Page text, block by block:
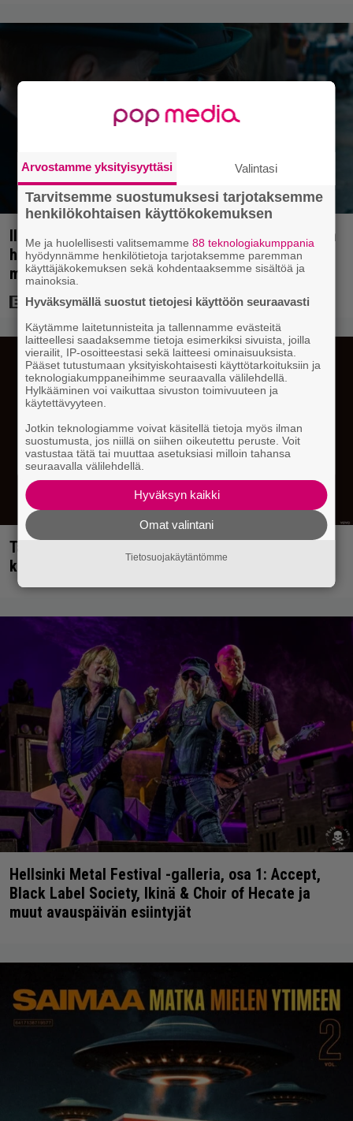
Illalla tv:ssä: Perinteinen dekkari Agatha Christien
hengessä – vuoden 2023 leffa tarjoaa
murhamysteerin
Tällainen keikkajyrä Queen oli ennen vanhaan –
katso tulinen livetallenne vuodelta 1979
Hellsinki Metal Festival -galleria, osa 1: Accept,
Black Label Society, Ikinä & Choir of Hecate ja
muut avauspäivän esiintyjät
Arvostamme yksityisyyttäsi Valintasi
Tarvitsemme suostumuksesi tarjotaksemme
henkilökohtaisen käyttökokemuksen
Me ja huolellisesti valitsemamme88 teknologiakumppania
hyödynnämme henkilötietoja tarjotaksemme paremman
käyttäjäkokemuksen sekä kohdentaaksemme sisältöä ja
mainoksia.
Hyväksymällä suostut tietojesi käyttöön seuraavasti
Käytämme laitetunnisteita ja tallennamme evästeitä
laitteellesi saadaksemme tietoja esimerkiksi sivuista, joilla
vierailit, IP-osoitteestasi sekä laitteesi ominaisuuksista.
Pääset tutustumaan yksityiskohtaisesti käyttötarkoituksiin ja
teknologiakumppaneihimme seuraavalla välilehdellä.
Hylkääminen voi vaikuttaa sivuston toimivuuteen ja
käytettävyyteen.
Jotkin teknologiamme voivat käsitellä tietoja myös ilman
suostumusta, jos niillä on siihen oikeutettu peruste. Voit
vastustaa tätä tai muuttaa asetuksiasi milloin tahansa
seuraavalla välilehdellä.
Hyväksyn kaikki
Omat valintani
Tietosuojakäytäntömme